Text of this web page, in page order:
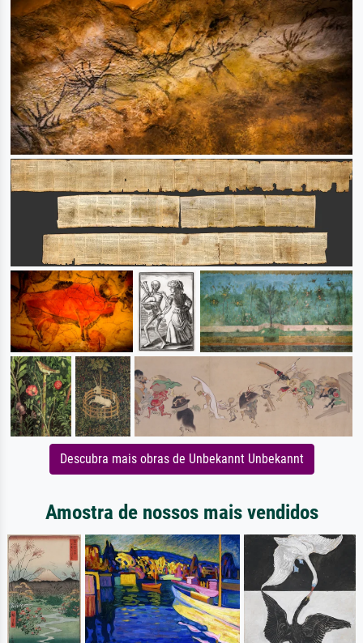
Descubra mais obras de Unbekannt Unbekannt
Amostra de nossos mais vendidos